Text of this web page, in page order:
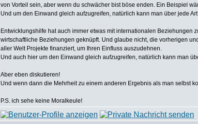
von Vorteil sein, aber wenn du schwächer bist böse enden. Ein Beispiel
Und um den Einwand gleich aufzugreifen, natürlich kann man über jede
Entwicklungshilfe hat auch immer etwas mit internationalen Beziehungen
wirtschaftliche Beziehungen geknüpft. Und glaube nicht, die vorherigen
aller Welt Projekte finanziert, um Ihren Einfluss auszudehnen.
Und auch hier um den Einwand gleich aufzugreifen, natürlich kann man
Aber eben diskutieren!
Und wenn dann die Mehrheit zu einem anderen Ergebnis als man selbst
P.S. ich sehe keine Moralkeule!